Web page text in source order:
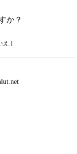
か？
え ]